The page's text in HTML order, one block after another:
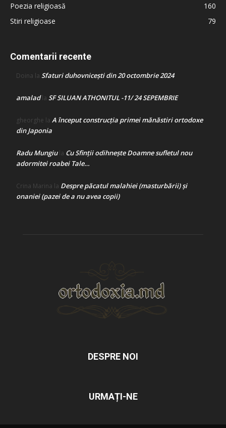
Poezia religioasă
160
Stiri religioase
79
Comentarii recente
Doina la Sfaturi duhovnicești din 20 octombrie 2024
amaladla SF SILUAN ATHONITUL -11/ 24 SEPEMBRIE
gheorghe la A început construcţia primei mănăstiri ortodoxe
din Japonia
Radu Mungiula Cu Sfinții odihnește Doamne sufletul nou
adormitei roabei Tale…
Crina Marina la Despre păcatul malahiei (masturbării) şi
onaniei (pazei de a nu avea copii)
DESPRE NOI
URMAȚI-NE